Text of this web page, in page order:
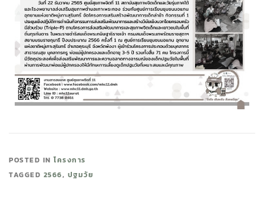
POSTED INโครงการ
TAGGED 2566, ปฐมวัย